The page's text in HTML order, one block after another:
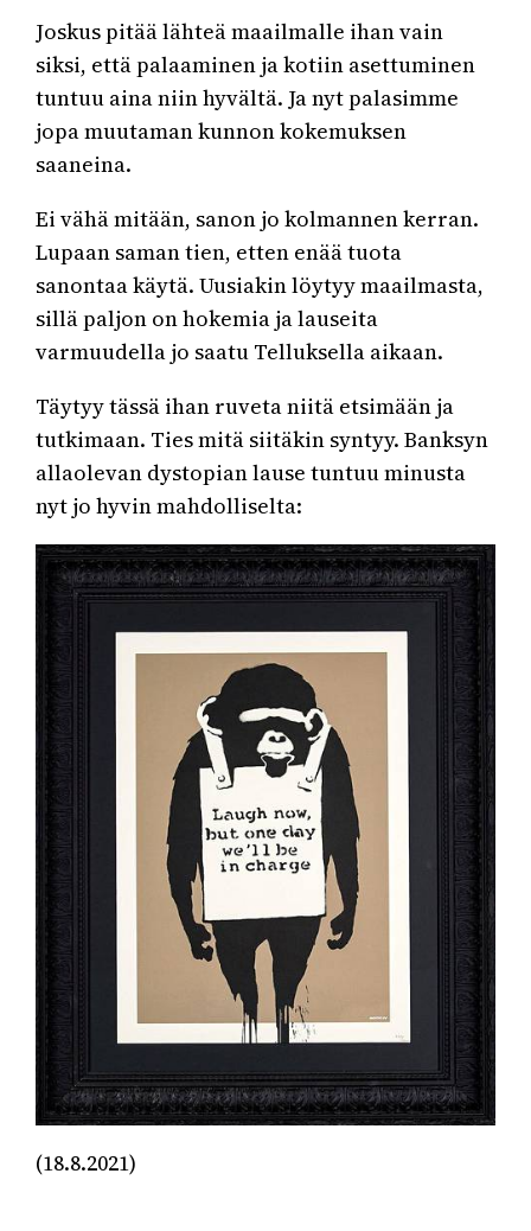
Joskus pitää lähteä maailmalle ihan vain
siksi, että palaaminen ja kotiin asettuminen
tuntuu aina niin hyvältä. Ja nyt palasimme
jopa muutaman kunnon kokemuksen
saaneina.
Ei vähä mitään, sanon jo kolmannen kerran.
Lupaan saman tien, etten enää tuota
sanontaa käytä. Uusiakin löytyy maailmasta,
sillä paljon on hokemia ja lauseita
varmuudella jo saatu Telluksella aikaan.
Täytyy tässä ihan ruveta niitä etsimään ja
tutkimaan. Ties mitä siitäkin syntyy. Banksyn
allaolevan dystopian lause tuntuu minusta
nyt jo hyvin mahdolliselta:
(18.8.2021)